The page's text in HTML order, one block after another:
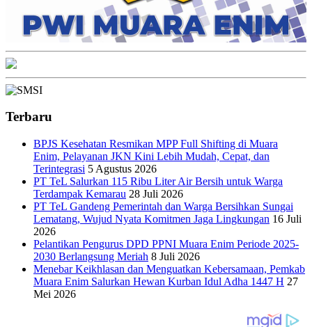
Terbaru
BPJS Kesehatan Resmikan MPP Full Shifting di Muara
Enim, Pelayanan JKN Kini Lebih Mudah, Cepat, dan
Terintegrasi 5 Agustus 2026
PT TeL Salurkan 115 Ribu Liter Air Bersih untuk Warga
Terdampak Kemarau 28 Juli 2026
PT TeL Gandeng Pemerintah dan Warga Bersihkan Sungai
Lematang, Wujud Nyata Komitmen Jaga Lingkungan 16 Juli
2026
Pelantikan Pengurus DPD PPNI Muara Enim Periode 2025-
2030 Berlangsung Meriah 8 Juli 2026
Menebar Keikhlasan dan Menguatkan Kebersamaan, Pemkab
Muara Enim Salurkan Hewan Kurban Idul Adha 1447 H 27
Mei 2026